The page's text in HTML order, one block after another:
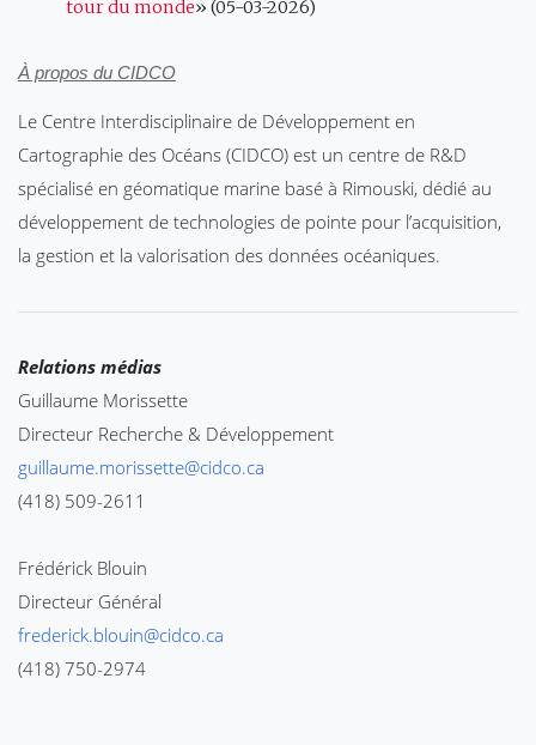
tour du monde» (05-03-2026)
À propos du CIDCO
Le Centre Interdisciplinaire de Développement en
Cartographie des Océans (CIDCO) est un centre de R&D
spécialisé en géomatique marine basé à Rimouski, dédié au
développement de technologies de pointe pour l’acquisition,
la gestion et la valorisation des données océaniques.
Relations médias
Guillaume Morissette
Directeur Recherche & Développement
guillaume.morissette@cidco.ca
(418) 509-2611
Frédérick Blouin
Directeur Général
frederick.blouin@cidco.ca
(418) 750-2974